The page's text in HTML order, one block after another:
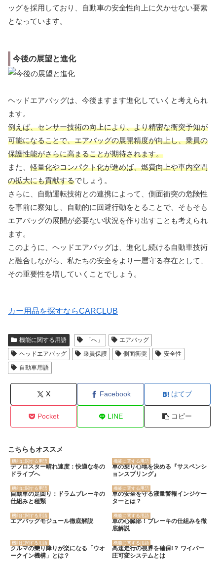
ッグを採用しており、自動車の安全性向上に欠かせない要素
となっています。
今後の展望と進化
ヘッドエアバッグは、今後ますます進化していくと考えられ
ます。
例えば、センサー技術の向上により、より精密な衝突予知が
可能になることで、エアバッグの展開精度が向上し、乗員の
保護性能がさらに高まることが期待されます。
また、 軽量化やコンパクト化が進めば、燃費向上や車内空間
の拡大にも貢献するでしょう。
さらに、自動運転技術との連携によって、側面衝突の危険性
を事前に察知し、自動的に回避行動をとることで、そもそも
エアバッグの展開が必要ない状況を作り出すことも考えられ
ます。
このように、ヘッドエアバッグは、進化し続ける自動車技術
と融合しながら、私たちの安全をより一層守る存在として、
その重要性を増していくことでしょう。
カー用品を探すならCARCLUB
機能に関する用語 「へ」
エアバッグ
ヘッドエアバッグ
乗員保護 側面衝突
安全性
自動車用語
X Facebook はてブ
Pocket LINE コピー
こちらもオススメ
機能に関する用語
デフロスター晴れ速度：快適な冬の
ドライブへ
機能に関する用語
車の乗り心地を決める『サスペンシ
ョンスプリング』
機能に関する用語
自動車の足回り：ドラムブレーキの
仕組みと種類
機能に関する用語
車の安全を守る液量警報インジケー
ターとは？
機能に関する用語
エアバッグモジュール徹底解説
機能に関する用語
車の心臓部！ブレーキの仕組みを徹
底解説
機能に関する用語
クルマの乗り降りが楽になる「ウオ
ークイン機構」とは？
機能に関する用語
高速走行の視界を確保!？ ワイパー
圧可変システムとは